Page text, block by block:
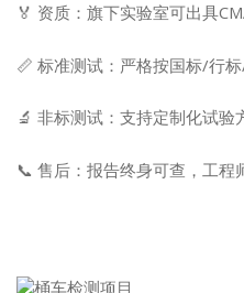
🏅 资质：旗下实验室可出具
📏 标准测试：严格按国标/行
🔬 非标测试：支持定制化试验
📞 售后：报告终身可查，工程